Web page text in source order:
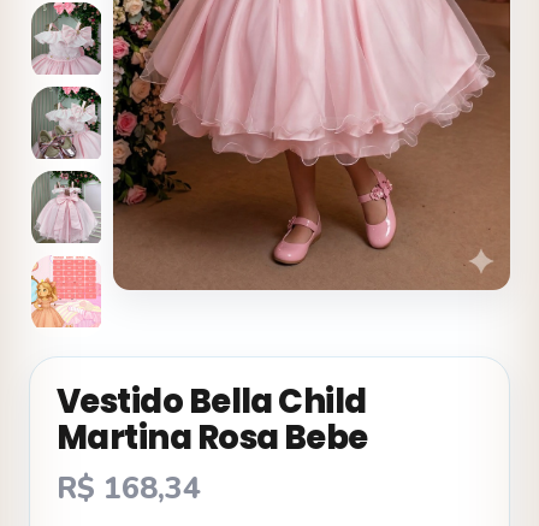
Vestido Bella Child
Martina Rosa Bebe
R$ 168,34